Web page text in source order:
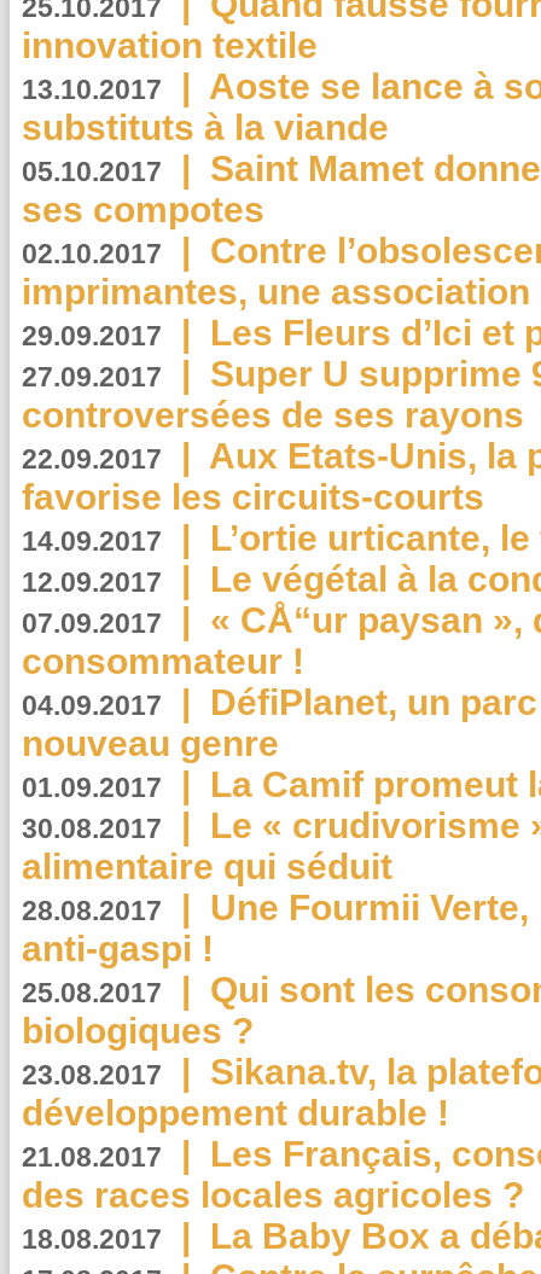
25.10.2017
innovation textile
13.10.2017 | Aoste se lance à
substituts à la viande
05.10.2017 | Saint Mamet
ses compotes
02.10.2017 | Contre
imprimantes, une
29.09.2017 | Les Fleurs d’Ici et
27.09.2017 | Super U supprime
controversées de ses rayons
22.09.2017 | Aux Etats-Unis, la
favorise les circuits-courts
14.09.2017 | L’ortie urticante,
12.09.2017 | Le végétal à la
07.09.2017 | « CÅ“ur paysan
consommateur !
04.09.2017 | DéfiPlanet, un
nouveau genre
01.09.2017 | La Camif promeut
30.08.2017 | Le « crudivorisme
alimentaire qui séduit
28.08.2017 | Une Fourmii
anti-gaspi !
25.08.2017 | Qui sont les
biologiques ?
23.08.2017 | Sikana.tv, la
développement durable !
21.08.2017 | Les Français,
des races locales agricoles ?
18.08.2017 | La Baby Box a